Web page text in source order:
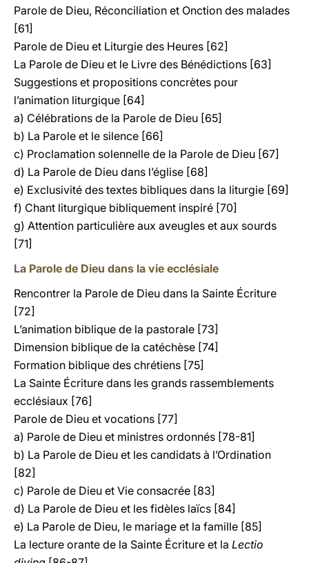
Parole de Dieu, Réconciliation et Onction des malades
[61]
Parole de Dieu et Liturgie des Heures [62]
La Parole de Dieu et le Livre des Bénédictions [63]
Suggestions et propositions concrètes pour
l’animation liturgique [64]
a) Célébrations de la Parole de Dieu [65]
b) La Parole et le silence [66]
c) Proclamation solennelle de la Parole de Dieu [67]
d) La Parole de Dieu dans l’église [68]
e) Exclusivité des textes bibliques dans la liturgie [69]
f) Chant liturgique bibliquement inspiré [70]
g) Attention particulière aux aveugles et aux sourds
[71]
La Parole de Dieu dans la vie ecclésiale
Rencontrer la Parole de Dieu dans la Sainte Écriture
[72]
L’animation biblique de la pastorale [73]
Dimension biblique de la catéchèse [74]
Formation biblique des chrétiens [75]
La Sainte Écriture dans les grands rassemblements
ecclésiaux [76]
Parole de Dieu et vocations [77]
a) Parole de Dieu et ministres ordonnés [78-81]
b) La Parole de Dieu et les candidats à l’Ordination
[82]
c) Parole de Dieu et Vie consacrée [83]
d) La Parole de Dieu et les fidèles laïcs [84]
e) La Parole de Dieu, le mariage et la famille [85]
La lecture orante de la Sainte Écriture et la Lectio